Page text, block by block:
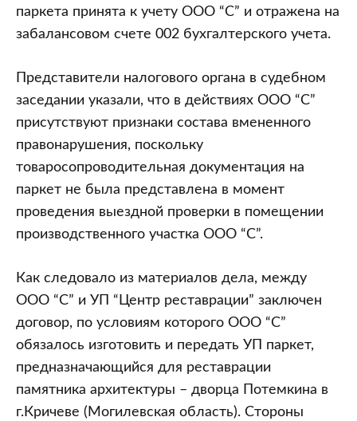
паркета принята к учету ООО “С” и отражена на
забалансовом счете 002 бухгалтерского учета.
Представители налогового органа в судебном
заседании указали, что в действиях ООО “С”
присутствуют признаки состава вмененного
правонарушения, поскольку
товаросопроводительная документация на
паркет не была представлена в момент
проведения выездной проверки в помещении
производственного участка ООО “С”.
Как следовало из материалов дела, между
ООО “С” и УП “Центр реставрации” заключен
договор, по условиям которого ООО “С”
обязалось изготовить и передать УП паркет,
предназначающийся для реставрации
памятника архитектуры – дворца Потемкина в
г.Кричеве (Могилевская область). Стороны